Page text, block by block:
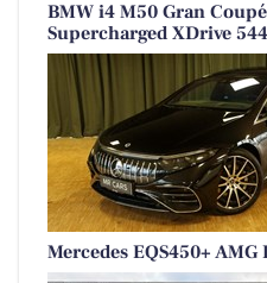
BMW i4 M50 Gran
Supercharged XDrive
Mercedes EQS450+ AMG